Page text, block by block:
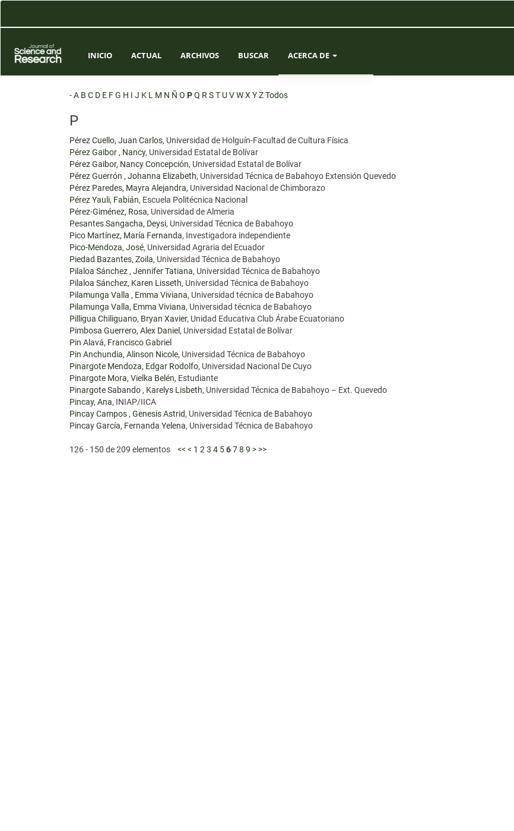
Contenido
Barra
lateral
INICIO ACTUAL ARCHIVOS BUSCAR ACERCA DE
ESTADÍSTICAS
-A B C D E FG H I J K L M N Ñ O PQ R ST UVWX YZTodos
P
Pérez Cuello, Juan Carlos, Universidad de Holguín-Facultad de Cultura Física
Pérez Gaibor , Nancy, Universidad Estatal de Bolívar
Pérez Gaibor, Nancy Concepción, Universidad Estatal de Bolívar
Pérez Guerrón , Johanna Elizabeth, Universidad Técnica de Babahoyo Extensión Quevedo
Pérez Paredes, Mayra Alejandra, Universidad Nacional de Chimborazo
Pérez Yauli, Fabián, Escuela Politécnica Nacional
Pérez-Giménez, Rosa, Universidad de Almeria
Pesantes Sangacha, Deysi, Universidad Técnica de Babahoyo
Pico Martínez, María Fernanda, Investigadora independiente
Pico-Mendoza, José, Universidad Agraria del Ecuador
Piedad Bazantes, Zoila, Universidad Técnica de Babahoyo
Pilaloa Sánchez , Jennifer Tatiana, Universidad Técnica de Babahoyo
Pilaloa Sánchez, Karen Lisseth, Universidad Técnica de Babahoyo
Pilamunga Valla , Emma Viviana, Universidad técnica de Babahoyo
Pilamunga Valla, Emma Viviana, Universidad técnica de Babahoyo
Pilligua Chiliguano, Bryan Xavier, Unidad Educativa Club Árabe Ecuatoriano
Pimbosa Guerrero, Alex Daniel , Universidad Estatal de Bolívar
Pin Alavá, Francisco Gabriel
Pin Anchundia, Alinson Nicole, Universidad Técnica de Babahoyo
Pinargote Mendoza, Edgar Rodolfo, Universidad Nacional De Cuyo
Pinargote Mora, Vielka Belén, Estudiante
Pinargote Sabando , Karelys Lisbeth, Universidad Técnica de Babahoyo – Ext. Quevedo
Pincay, Ana, INIAP/IICA
Pincay Campos , Genesis Astrid, Universidad Técnica de Babahoyo
Pincay García, Fernanda Yelena, Universidad Técnica de Babahoyo
126 - 150 de 209 elementos << < 1 2 3 4 5678 9 > >>